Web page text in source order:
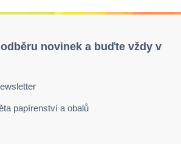
novinek a buďte vždy v
papírenství a obalů